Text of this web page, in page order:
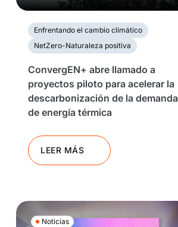
Enfrentando el cambio climático
NetZero-Naturaleza positiva
ConvergEN+ abre llamado a
proyectos piloto para acelerar la
descarbonización de la demanda
de energía térmica
LEER MÁS
Noticias